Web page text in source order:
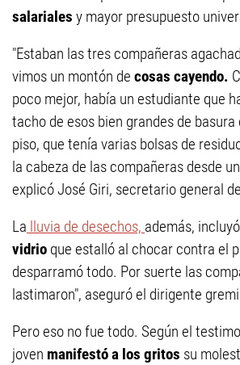
salariales y mayor presupuesto
"Estaban las tres compañeras
vimos un montón de cosas cayendo.
poco mejor, había un estudiante que
tacho de esos bien grandes de basura
piso, que tenía varias bolsas de
la cabeza de las compañeras desde
explicó José Giri, secretario general
La lluvia de desechos, además, incluyó
vidrio que estalló al chocar contra el
desparramó todo. Por suerte las
lastimaron", aseguró el dirigente
Pero eso no fue todo. Según el
joven manifestó a los gritos su